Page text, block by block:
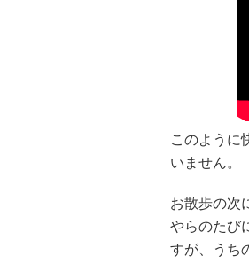
このように
いません。
お散歩の次
やらのたび
すが、うち